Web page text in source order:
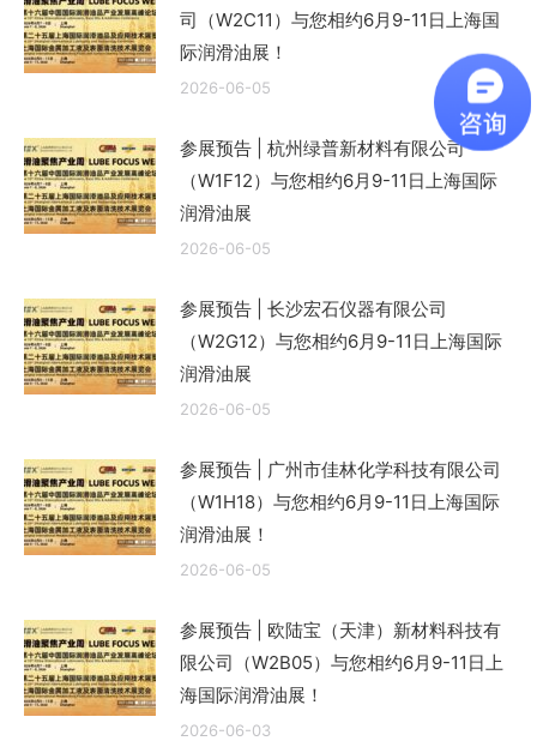
司（W2C11）与您相约6月9-11日上海国
际润滑油展！
2026-06-05
参展预告 | 杭州绿普新材料有限公司
（W1F12）与您相约6月9-11日上海国际
润滑油展
2026-06-05
参展预告 | 长沙宏石仪器有限公司
（W2G12）与您相约6月9-11日上海国际
润滑油展
2026-06-05
参展预告 | 广州市佳林化学科技有限公司
（W1H18）与您相约6月9-11日上海国际
润滑油展！
2026-06-05
参展预告 | 欧陆宝（天津）新材料科技有
限公司（W2B05）与您相约6月9-11日上
海国际润滑油展！
2026-06-03